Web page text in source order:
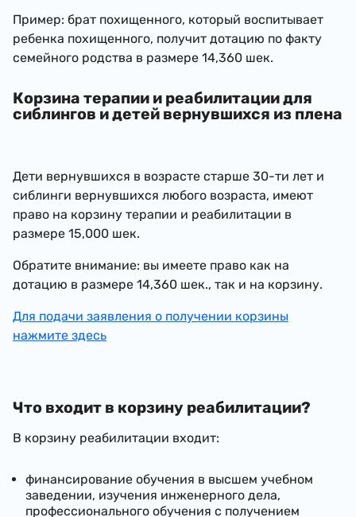
Пример: брат похищенного, который воспитывает
ребенка похищенного, получит дотацию по факту
семейного родства в размере 14,360 шек.
Корзина терапии и реабилитации для
сиблингов и детей вернувшихся из плена
Дети вернувшихся в возрасте старше 30-ти лет и
сиблинги вернувшихся любого возраста, имеют
право на корзину терапии и реабилитации в
размере 15,000 шек.
Обратите внимание: вы имеете право как на
дотацию в размере 14,360 шек., так и на корзину.
Для подачи заявления о получении корзины
нажмите здесь
Что входит в корзину реабилитации?
В корзину реабилитации входит:
финансирование обучения в высшем учебном
заведении, изучения инженерного дела,
профессионального обучения с получением